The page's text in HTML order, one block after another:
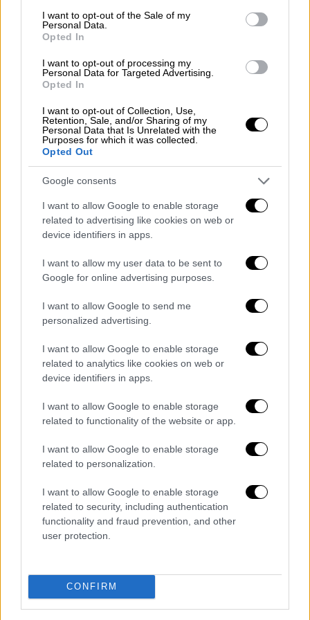
consent section.
I want to opt-out of the Sale of my
Personal Data.
Opted In
I want to opt-out of processing my
Personal Data for Targeted Advertising.
Opted In
I want to opt-out of Collection, Use,
Retention, Sale, and/or Sharing of my
Personal Data that Is Unrelated with the
Purposes for which it was collected.
Opted Out
Google consents
I want to allow Google to enable storage
related to advertising like cookies on web or
device identifiers in apps.
I want to allow my user data to be sent to
Google for online advertising purposes.
I want to allow Google to send me
personalized advertising.
I want to allow Google to enable storage
related to analytics like cookies on web or
device identifiers in apps.
I want to allow Google to enable storage
related to functionality of the website or app.
I want to allow Google to enable storage
related to personalization.
I want to allow Google to enable storage
related to security, including authentication
functionality and fraud prevention, and other
user protection.
CONFIRM
στο παρκούρ ή σε οτιδήποτε, να σκέφτεσαι
το τι πέρασα και θα φεύγει ο πόνος". Εμαθα
τίποτα δεν είναι δεδομένο όμως. Αυτή τη
νίκη λοιπόν την αφιερώνω σε εσένα Giwrgos
Vrangas και στην οικογένειά σου! Είναι το
λιγότερο που μπορώ να κάνω για να σε
τιμήσω αδερφέ! Ευχαριστούμε που μας
προσέχεις από εκεί ψηλά, ήσουν, είσαι και θα
είσαι ΜΑΧΗΤΗΣ! 30/03/18
Κλείνοντας είναι τιμή μου που την ίδια μέρα
με αυτή μου την επιτυχία, ο PAOK FC / ΠΑΕ
ΠΑΟΚ κατακτάει το πρωτάθλημα Ελλάδος
2019! Συγχαρητήρια πρωταθλητές!!!
Ευχαριστώ πολύ όλους σας για την όλη
υποστήριξη τις τελευταίες δύο βδομάδες
κυρίως, τα μηνύματά σας είναι δύναμη για
εμένα! Κι ένα μεγάλο ευχαριστώ στους
φίλους μου, στην οικογένεια μου, στους
δικούς μου ανθρώπους που προσευχήθηκαν
για εμένα και κυριότερα στον Θεό που μου
έδωσε για άλλη μία φορά την ευκαιρία να
φτάσω την κορυφή του κόσμου στο άθλημα
που αγαπάω» δήλωσε μετά την επιτυχία του
ο Δημήτρης Κυρσανίδης.
Ο 23χρονος αθλητής πρωτοασχολήθηκε με
το freerunning στην ηλικία των 12 ετών,
μέσα από μια παρέα στη γειτονιά του στη
Ο λόγος που ξεκίνησε ήταν γιατί ήθελε να
ξεφύγει από τα συνηθισμένα, από την